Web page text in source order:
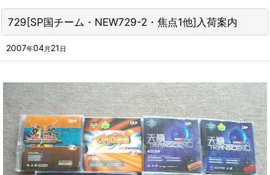
729[SP国チーム・NEW729-2・焦点1他]入荷案内
2007年04月 21 日